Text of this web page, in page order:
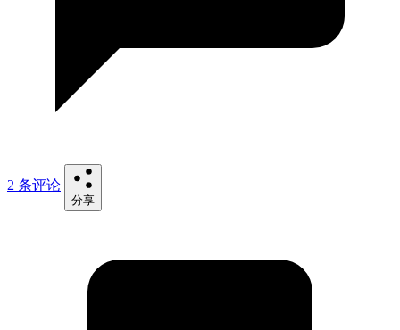
2 条评论
分享